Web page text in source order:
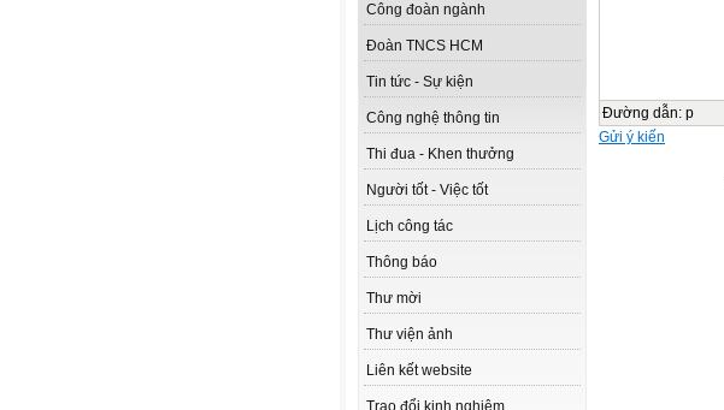
Công đoàn ngành
Đoàn TNCS HCM
Tin tức - Sự kiện
Công nghệ thông tin
Thi đua - Khen thưởng
Người tốt - Việc tốt
Lịch công tác
Thông báo
Thư mời
Thư viện ảnh
Liên kết website
Trao đổi kinh nghiệm
Đường dẫn: p
Gửi ý kiến